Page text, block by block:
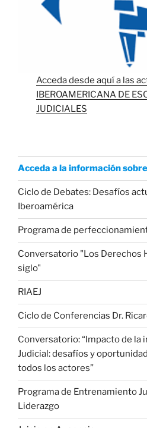
Acceda desde aquí a las
IBEROAMERICANA DE
JUDICIALES
Acceda a la información
Ciclo de Debates: Desafíos
Iberoamérica
Programa de
Conversatorio "Los Derechos
siglo"
RIAEJ
Ciclo de Conferencias Dr.
Conversatorio: “Impacto de la
Judicial: desafíos y
todos los actores”
Programa de Entrenamiento
Liderazgo